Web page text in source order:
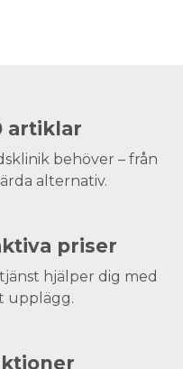
artiklar
behöver – från
alternativ.
priser
hjälper dig med
upplägg.